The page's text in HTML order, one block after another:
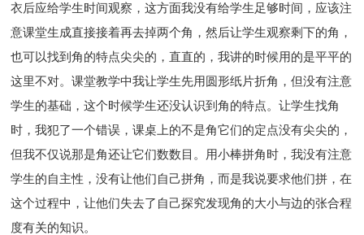
衣后应给学生时间观察，这方面我没有给学生足够时间，应该注
意课堂生成直接接着再去掉两个角，然后让学生观察剩下的角，
也可以找到角的特点尖尖的，直直的，我讲的时候用的是平平的
这里不对。课堂教学中我让学生先用圆形纸片折角，但没有注意
学生的基础，这个时候学生还没认识到角的特点。让学生找角
时，我犯了一个错误，课桌上的不是角它们的定点没有尖尖的，
但我不仅说那是角还让它们数数目。用小棒拼角时，我没有注意
学生的自主性，没有让他们自己拼角，而是我说要求他们拼，在
这个过程中，让他们失去了自己探究发现角的大小与边的张合程
度有关的知识。